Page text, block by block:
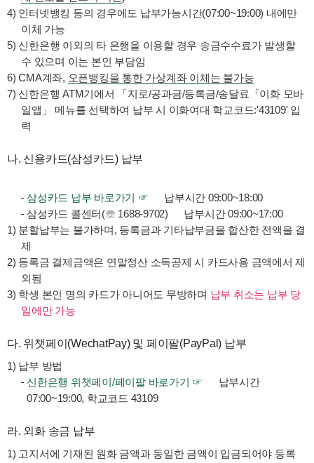
4) 인터넷뱅킹 등의 경우에도 납부가능시간(07:00~19:00) 내에만
이체 가능
5) 신한은행 이외의 타 은행을 이용할 경우 송금수수료가 발생할
수 있으며 이는 본인 부담임
6) CMA계좌, 오픈뱅킹을 통한 가상계좌 이체는 불가능
7) 신한은행 ATM기에서 「지로/공과금/등록금/송달료「이화 모바
일앱」 메뉴를 선택하여 납부 시 이화여대 학교코드:'43109' 입
력
나. 신용카드(삼성카드) 납부
삼성카드 납부 바로가기 ☞ 납부시간 09:00~18:00
삼성카드 콜센터(☏ 1688-9702) 납부시간 09:00~17:00
1) 분할납부는 불가하며, 등록금과 기타납부금을 합산한 전액을 결
제
2) 등록금 결제금액은 연말정산 소득공제 시 카드사용 금액에서 제
외됨
3) 학생 본인 명의 카드가 아니어도 무방하며 납부 취소는 납부 당
일에만 가능
다. 위챗페이(WechatPay) 및 페이팔(PayPal) 납부
1) 납부 방법
신한은행 위챗페이/페이팔 바로가기 ☞ 납부시간
07:00~19:00, 학교코드 43109
라. 외화 송금 납부
1) 고지서에 기재된 원화 금액과 동일한 금액이 입금되어야 등록